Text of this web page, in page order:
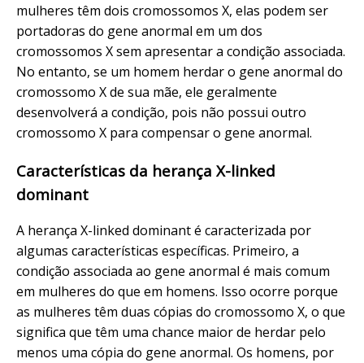
mulheres têm dois cromossomos X, elas podem ser
portadoras do gene anormal em um dos
cromossomos X sem apresentar a condição associada.
No entanto, se um homem herdar o gene anormal do
cromossomo X de sua mãe, ele geralmente
desenvolverá a condição, pois não possui outro
cromossomo X para compensar o gene anormal.
Características da herança X-linked
dominant
A herança X-linked dominant é caracterizada por
algumas características específicas. Primeiro, a
condição associada ao gene anormal é mais comum
em mulheres do que em homens. Isso ocorre porque
as mulheres têm duas cópias do cromossomo X, o que
significa que têm uma chance maior de herdar pelo
menos uma cópia do gene anormal. Os homens, por